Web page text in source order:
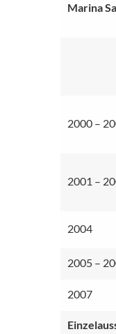
Marina
2000 –
2001 –
2004
2005 –
2007